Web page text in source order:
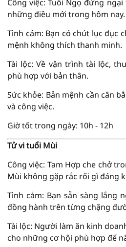
Công việc: Tuổi Ngọ đừng
những điều mới trong hôm nay.
Tình cảm: Bạn có chút lục đục
mệnh không thích thanh minh.
Tài lộc: Về vận trình tài lộc,
phù hợp với bản thân.
Sức khỏe: Bản mệnh cần cân
và công việc.
Giờ tốt trong ngày: 10h - 12h
Tử vi tuổi Mùi
Công việc: Tam Hợp che chở
Mùi không gặp rắc rối gì đáng
Tình cảm: Bạn sẵn sàng lắng
đồng hành trên từng chặng
Tài lộc: Người làm ăn kinh
cho những cơ hội phù hợp để